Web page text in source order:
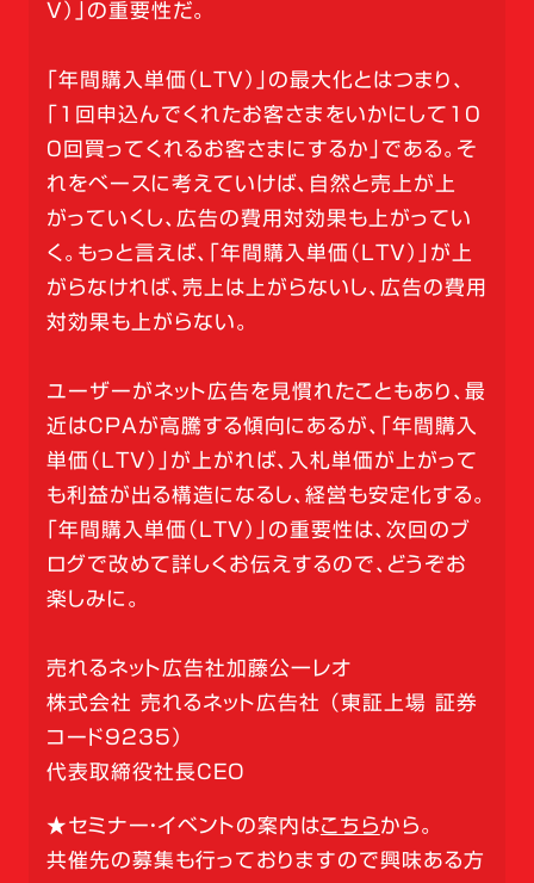
V）」の重要性だ。
「年間購入単価（LTV）」の最大化とはつまり、
「1回申込んでくれたお客さまをいかにして10
0回買ってくれるお客さまにするか」である。そ
れをベースに考えていけば、自然と売上が上
がっていくし、広告の費用対効果も上がってい
く。もっと言えば、「年間購入単価（LTV）」が上
がらなければ、売上は上がらないし、広告の費用
対効果も上がらない。
ユーザーがネット広告を見慣れたこともあり、最
近はCPAが高騰する傾向にあるが、「年間購入
単価（LTV）」が上がれば、入札単価が上がって
も利益が出る構造になるし、経営も安定化する。
「年間購入単価（LTV）」の重要性は、次回のブ
ログで改めて詳しくお伝えするので、どうぞお
楽しみに。
売れるネット広告社加藤公一レオ
株式会社 売れるネット広告社 （東証上場 証券
コード9235）
​代表取締役社長CEO
★セミナー・イベントの案内はこちらから。
共催先の募集も行っておりますので興味ある方